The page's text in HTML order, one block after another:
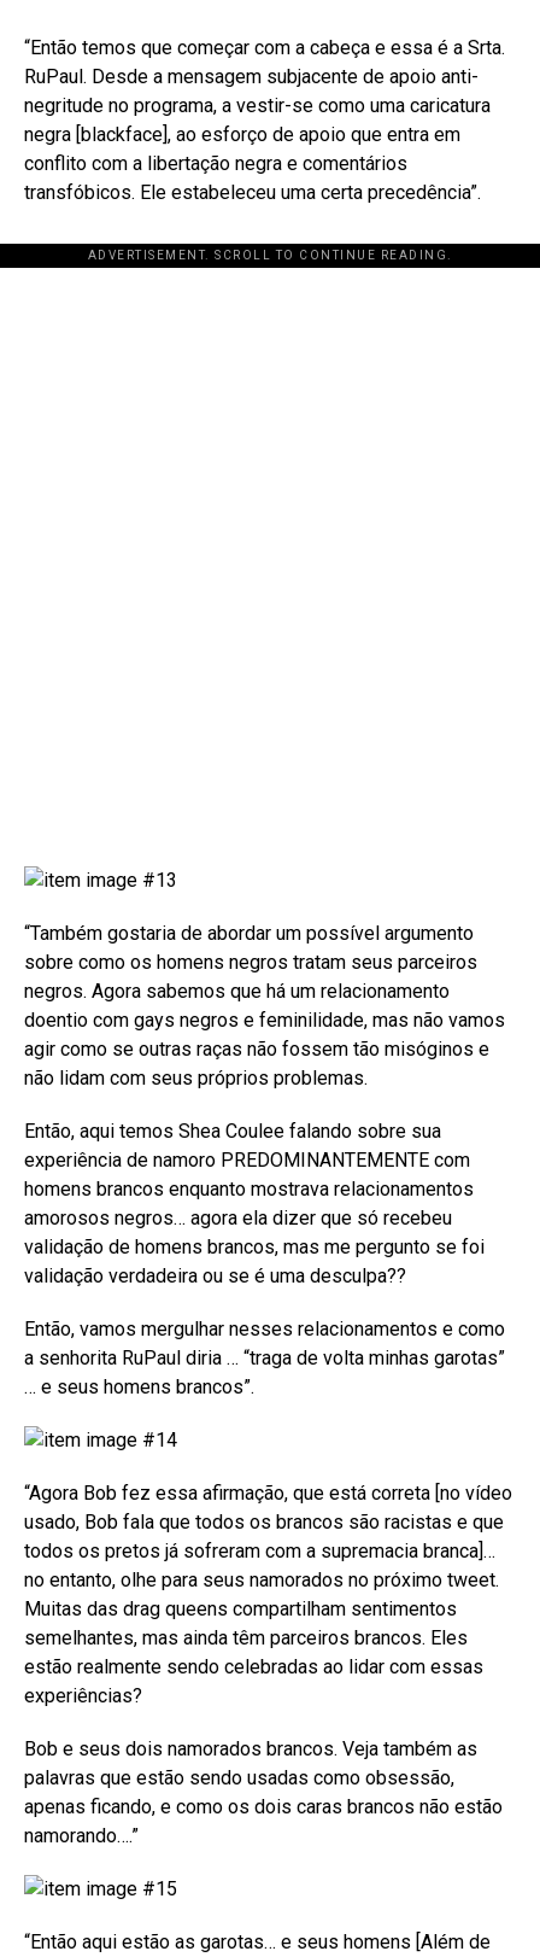
“Então temos que começar com a cabeça e essa é a Srta.
RuPaul. Desde a mensagem subjacente de apoio anti-
negritude no programa, a vestir-se como uma caricatura
negra [blackface], ao esforço de apoio que entra em
conflito com a libertação negra e comentários
transfóbicos. Ele estabeleceu uma certa precedência”.
ADVERTISEMENT. SCROLL TO CONTINUE READING.
“Também gostaria de abordar um possível argumento
sobre como os homens negros tratam seus parceiros
negros. Agora sabemos que há um relacionamento
doentio com gays negros e feminilidade, mas não vamos
agir como se outras raças não fossem tão misóginos e
não lidam com seus próprios problemas.
Então, aqui temos Shea Coulee falando sobre sua
experiência de namoro PREDOMINANTEMENTE com
homens brancos enquanto mostrava relacionamentos
amorosos negros… agora ela dizer que só recebeu
validação de homens brancos, mas me pergunto se foi
validação verdadeira ou se é uma desculpa??
Então, vamos mergulhar nesses relacionamentos e como
a senhorita RuPaul diria … “traga de volta minhas garotas”
… e seus homens brancos”.
“Agora Bob fez essa afirmação, que está correta [no vídeo
usado, Bob fala que todos os brancos são racistas e que
todos os pretos já sofreram com a supremacia branca]…
no entanto, olhe para seus namorados no próximo tweet.
Muitas das drag queens compartilham sentimentos
semelhantes, mas ainda têm parceiros brancos. Eles
estão realmente sendo celebradas ao lidar com essas
experiências?
Bob e seus dois namorados brancos. Veja também as
palavras que estão sendo usadas como obsessão,
apenas ficando, e como os dois caras brancos não estão
namorando….”
“Então aqui estão as garotas… e seus homens [Além de